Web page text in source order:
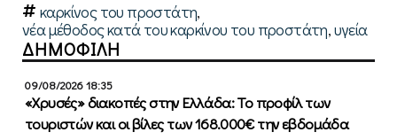
καρκίνος του προστάτη,
νέα μέθοδος κατά του καρκίνου του προστάτη,υγεία
ΔΗΜΟΦΙΛΗ
09/08/2026 18:35
«Χρυσές» διακοπές στην Ελλάδα: Το προφίλ των
τουριστών και οι βίλες των 168.000€ την εβδομάδα